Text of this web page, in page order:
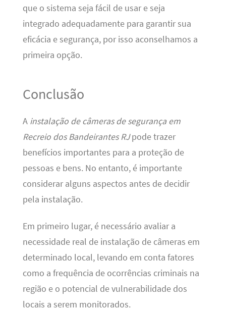
que o sistema seja fácil de usar e seja
integrado adequadamente para garantir sua
eficácia e segurança, por isso aconselhamos a
primeira opção.
Conclusão
A instalação de câmeras de segurança em
Recreio dos Bandeirantes RJpode trazer
benefícios importantes para a proteção de
pessoas e bens. No entanto, é importante
considerar alguns aspectos antes de decidir
pela instalação.
Em primeiro lugar, é necessário avaliar a
necessidade real de instalação de câmeras em
determinado local, levando em conta fatores
como a frequência de ocorrências criminais na
região e o potencial de vulnerabilidade dos
locais a serem monitorados.